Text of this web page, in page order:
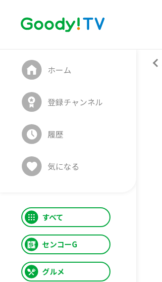
ホーム
登録チャンネル
履歴
気になる
すべて
センコーG
グルメ